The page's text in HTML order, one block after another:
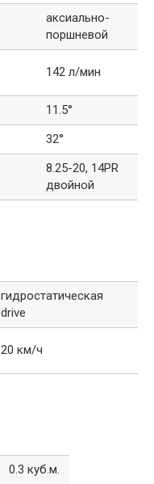
аксиально-
поршневой
142 л/мин
11.5°
32°
8.25-20, 14PR
двойной
гидростатическая
drive
20 км/ч
0.3 куб.м.